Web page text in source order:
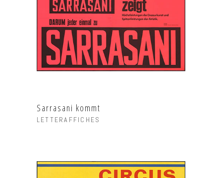
Sarrasani kommt
LETTERAFFICHES